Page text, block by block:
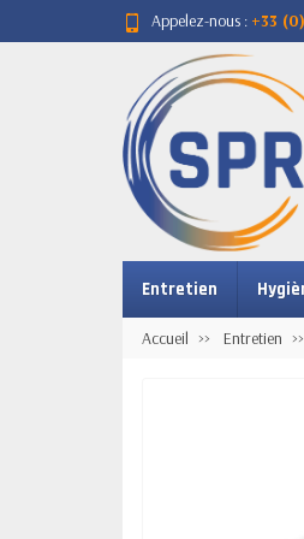
Appelez-nous : +33
Entretien
Accueil Entretien